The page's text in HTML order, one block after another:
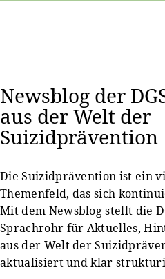
Newsblog der
aus der Welt der
Suizidprävention
Die Suizidprävention ist ein
Themenfeld, das sich
Mit dem Newsblog stellt die
Sprachrohr für Aktuelles,
aus der Welt der
aktualisiert und klar